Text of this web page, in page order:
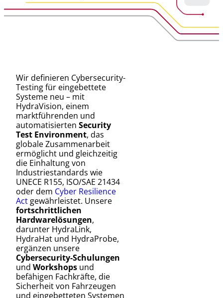
Wir definieren Cybersecurity-
Testing für eingebettete
Systeme neu – mit
HydraVision, einem
marktführenden und
automatisierten Security
Test Environment, das
globale Zusammenarbeit
ermöglicht und gleichzeitig
die Einhaltung von
Industriestandards wie
UNECE R155, ISO/SAE 21434
oder dem Cyber Resilience
Act gewährleistet. Unsere
fortschrittlichen
Hardwarelösungen,
darunter HydraLink,
HydraHat und HydraProbe,
ergänzen unsere
Cybersecurity-Schulungen
und Workshops und
befähigen Fachkräfte, die
Sicherheit von Fahrzeugen
und eingebetteten Systemen